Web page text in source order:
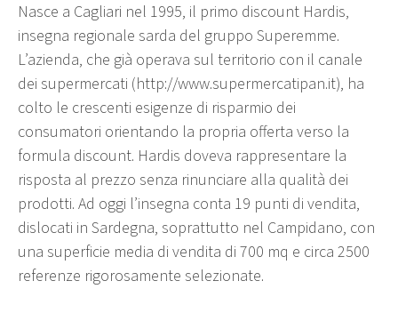
Nasce a Cagliari nel 1995, il primo discount Hardis,
insegna regionale sarda del gruppo Superemme.
L’azienda, che già operava sul territorio con il canale
dei supermercati (http://www.supermercatipan.it), ha
colto le crescenti esigenze di risparmio dei
consumatori orientando la propria offerta verso la
formula discount. Hardis doveva rappresentare la
risposta al prezzo senza rinunciare alla qualità dei
prodotti. Ad oggi l’insegna conta 19 punti di vendita,
dislocati in Sardegna, soprattutto nel Campidano, con
una superficie media di vendita di 700 mq e circa 2500
referenze rigorosamente selezionate.